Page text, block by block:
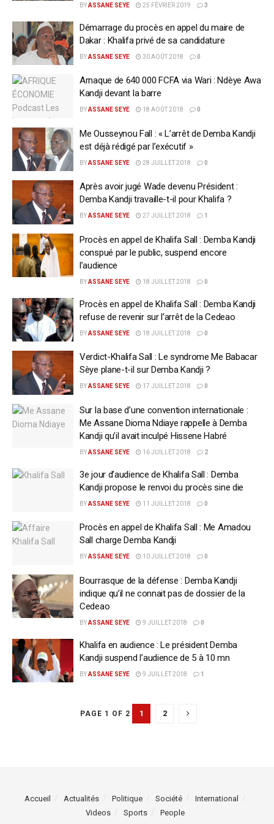
BYASSANE SEYE 25 FÉVRIER 2019 3
Démarrage du procès en appel du maire de
Dakar : Khalifa privé de sa candidature
BYASSANE SEYE 30 AOÛT 2018 0
Arnaque de 640 000 FCFA via Wari : Ndèye Awa
Kandji devant la barre
BYASSANE SEYE 18 AOÛT 2018 0
Me Ousseynou Fall : « L’arrêt de Demba Kandji
est déjà rédigé par l’exécutif »
BYASSANE SEYE 28 JUILLET 2018 0
Après avoir jugé Wade devenu Président :
Demba Kandji travaille-t-il pour Khalifa ?
BYASSANE SEYE 27 JUILLET 2018 1
Procès en appel de Khalifa Sall : Demba Kandji
conspué par le public, suspend encore
l’audience
BYASSANE SEYE 18 JUILLET 2018 0
Procès en appel de Khalifa Sall : Demba Kandji
refuse de revenir sur l’arrêt de la Cedeao
BYASSANE SEYE 18 JUILLET 2018 0
Verdict-Khalifa Sall : Le syndrome Me Babacar
Sèye plane-t-il sur Demba Kandji ?
BYASSANE SEYE 17 JUILLET 2018 0
Sur la base d’une convention internationale :
Me Assane Dioma Ndiaye rappelle à Demba
Kandji qu’il avait inculpé Hissene Habré
BYASSANE SEYE 16 JUILLET 2018 2
3e jour d’audience de Khalifa Sall : Demba
Kandji propose le renvoi du procès sine die
BYASSANE SEYE 11 JUILLET 2018 0
Procès en appel de Khalifa Sall : Me Amadou
Sall charge Demba Kandji
BYASSANE SEYE 10 JUILLET 2018 0
Bourrasque de la défense : Demba Kandji
indique qu’il ne connait pas de dossier de la
Cedeao
BYASSANE SEYE 9 JUILLET 2018 0
Khalifa en audience : Le président Demba
Kandji suspend l’audience de 5 à 10 mn
BYASSANE SEYE 9 JUILLET 2018 1
PAGE 1 OF 2 1 2
Accueil Actualités Politique Société
International
Videos
Sports People